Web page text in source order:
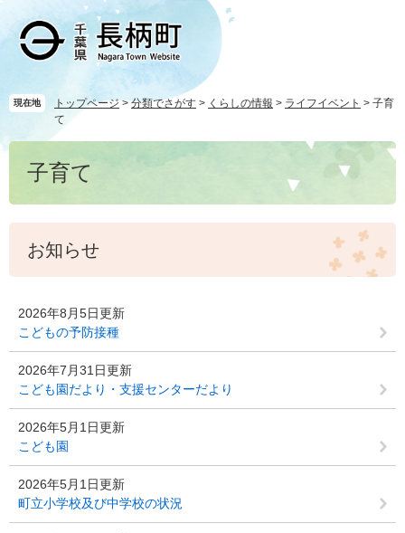
ー
す
ニ
し
文
現在地 トップページ >分類でさがす > くらしの情報 > ライフイベント > 子育
て
子育て
お知らせ
2026年8月5日更新
こどもの予防接種
2026年7月31日更新
こども園だより・支援センターだより
2026年5月1日更新
こども園
2026年5月1日更新
町立小学校及び中学校の状況